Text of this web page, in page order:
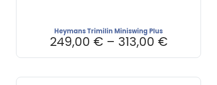
Heymans Trimilin Miniswing Plus
249,00 €– 313,00 €